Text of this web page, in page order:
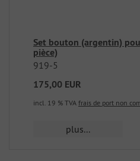
Set bouton (argentin)
pièce)
919-5
175,00 EUR
incl. 19 % TVA frais de port non
plus...